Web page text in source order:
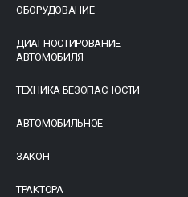
ОБОРУДОВАНИЕ
ДИАГНОСТИРОВАНИЕ
АВТОМОБИЛЯ
ТЕХНИКА БЕЗОПАСНОСТИ
АВТОМОБИЛЬНОЕ
ЗАКОН
ТРАКТОРА